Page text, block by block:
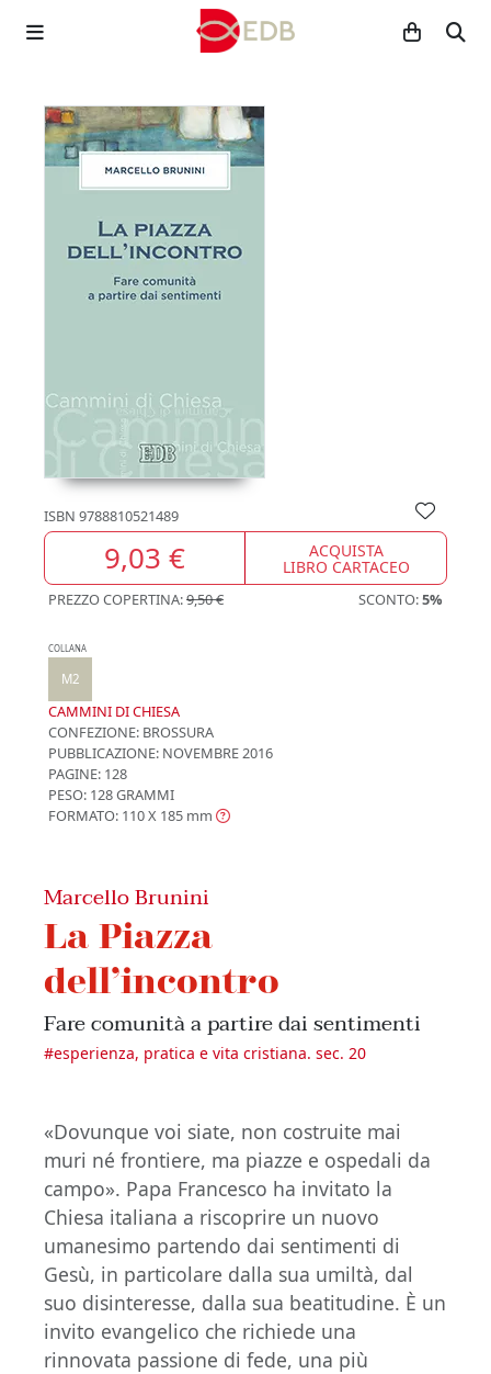
ISBN 9788810521489
9,03 € ACQUISTA
LIBRO CARTACEO
PREZZO COPERTINA:9,50 € SCONTO:5%
COLLANA
M2
CAMMINI DI CHIESA
CONFEZIONE: BROSSURA
PUBBLICAZIONE: NOVEMBRE 2016
PAGINE: 128
PESO: 128 GRAMMI
FORMATO: 110 X 185 mm
Marcello Brunini
La Piazza
dell’incontro
Fare comunità a partire dai sentimenti
#esperienza, pratica e vita cristiana. sec. 20
«Dovunque voi siate, non costruite mai
muri né frontiere, ma piazze e ospedali da
campo». Papa Francesco ha invitato la
Chiesa italiana a riscoprire un nuovo
umanesimo partendo dai sentimenti di
Gesù, in particolare dalla sua umiltà, dal
suo disinteresse, dalla sua beatitudine. È un
invito evangelico che richiede una
rinnovata passione di fede, una più